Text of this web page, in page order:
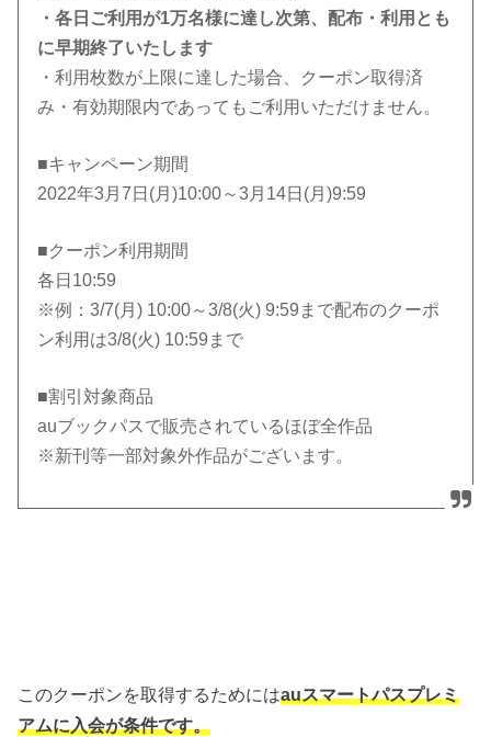
・各日ご利用が1万名様に達し次第、配布・利用とも
に早期終了いたします
・利用枚数が上限に達した場合、クーポン取得済
み・有効期限内であってもご利用いただけません。
■キャンペーン期間
2022年3月7日(月)10:00～3月14日(月)9:59
■クーポン利用期間
各日10:59
※例：3/7(月) 10:00～3/8(火) 9:59まで配布のクーポ
ン利用は3/8(火) 10:59まで
■割引対象商品
auブックパスで販売されているほぼ全作品
※新刊等一部対象外作品がございます。
このクーポンを取得するためにはauスマートパスプレミ
アムに入会が条件です。